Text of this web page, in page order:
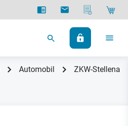
Automobil ZKW-